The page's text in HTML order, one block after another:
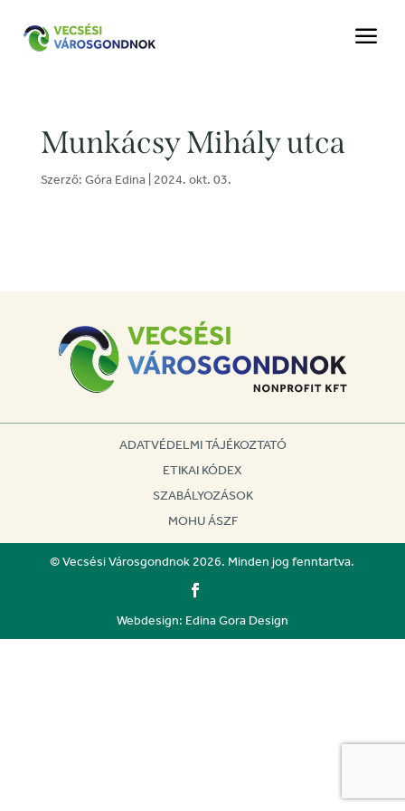
a
Munkácsy Mihály utca
Szerző: Góra Edina 2024. okt. 03.
ADATVÉDELMI TÁJÉKOZTATÓ
ETIKAI KÓDEX
SZABÁLYOZÁSOK
MOHU ÁSZF
© Vecsési Városgondnok 2026. Minden jog fenntartva.
Webdesign: Edina Gora Design